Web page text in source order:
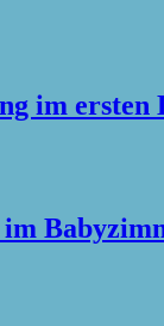
im ersten